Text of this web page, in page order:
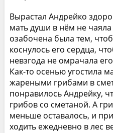
Вырастал Андрейко
мать души в нём не
озабочена была тем,
коснулось его сердца,
невзгода не омрачала
Как-то осенью угостила
жареными грибами в
понравилось Андрейку,
грибов со сметаной. А
меньше оставалось, и
ходить ежедневно в лес